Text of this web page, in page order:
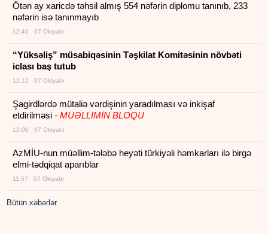
Ötən ay xaricdə təhsil almış 554 nəfərin diplomu tanınıb, 233
nəfərin isə tanınmayıb
12:41 07 Oktyabr
“Yüksəliş” müsabiqəsinin Təşkilat Komitəsinin növbəti
iclası baş tutub
12:12 07 Oktyabr
Şagirdlərdə mütaliə vərdişinin yaradılması və inkişaf
etdirilməsi- MÜƏLLİMİN BLOQU
12:00 07 Oktyabr
AzMİU-nun müəllim-tələbə heyəti türkiyəli həmkarları ilə birgə
elmi-tədqiqat aparıblar
11:57 07 Oktyabr
Bütün xəbərlər